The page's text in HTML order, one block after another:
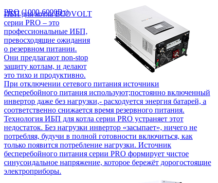
PRO (1000-6000Вт)
ИБП для котла ECOVOLT
серии PRO – это
профессиональные ИБП,
превосходящие ожидания
о резервном питании.
Они предлагают non-stop
защиту котлам, и делают
это тихо и продуктивно.
При отключении сетевого питания источники
бесперебойного питания используют;постоянно включенный
инвертор даже без нагрузки,- расходуется энергия батарей, а
соответственно снижается время резервного питания.
Технология ИБП для котла серии PRO устраняет этот
недостаток. Без нагрузки инвертор «засыпает», ничего не
потребляя, будучи в полной готовности включиться, как
только появится потребление нагрузки. Источник
бесперебойного питания серии PRO формирует чистое
синусоидальное напряжение, которое бережёт дорогостоящие
электроприборы.